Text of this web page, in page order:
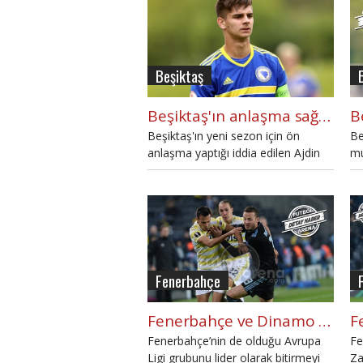
Beşiktaş
Beşiktaş'ın anlaşma sağladığı Ajdin Hasic'in bilinmeyen özelliği
Beşiktaş'ın yeni sezon için ön
anlaşma yaptığı iddia edilen Ajdin
Hasic kimdir?
Fenerbahçe
Fenerbahçe ve Dinamo Zagreb ne kadar para kazandı?
Fenerbahçe’nin de olduğu Avrupa
Ligi grubunu lider olarak bitirmeyi